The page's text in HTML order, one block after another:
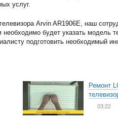
услуг.
Arvin AR1906E, наш
будет указать модель
подготовить необходимый
Ремонт
03:22